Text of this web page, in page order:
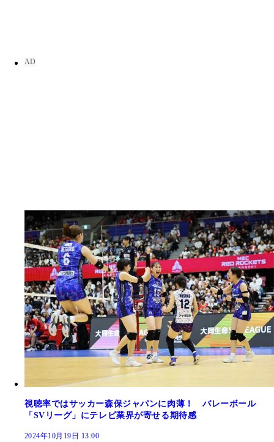
視聴率ではサッカー森保ジャパンに肉薄！ バレーボール
「SVリーグ」にテレビ業界が寄せる期待感
2024年10月19日 13:00